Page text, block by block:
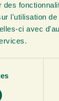
l'utilisation
ci avec
? Le